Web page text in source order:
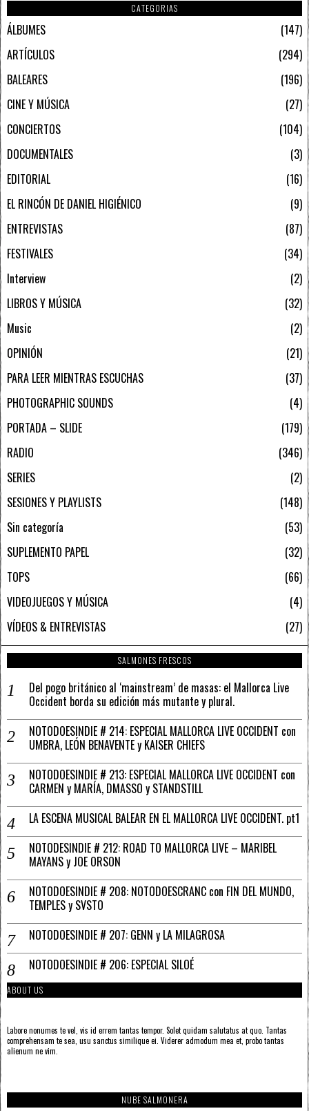
CATEGORIAS
ÁLBUMES
147
ARTÍCULOS
294
BALEARES
196
CINE Y MÚSICA
27
CONCIERTOS
104
DOCUMENTALES
3
EDITORIAL
16
EL RINCÓN DE DANIEL HIGIÉNICO
9
ENTREVISTAS
87
FESTIVALES
34
Interview
2
LIBROS Y MÚSICA
32
Music
2
OPINIÓN
21
PARA LEER MIENTRAS ESCUCHAS
37
PHOTOGRAPHIC SOUNDS
4
PORTADA – SLIDE
179
RADIO
346
SERIES
2
SESIONES Y PLAYLISTS
148
Sin categoría
53
SUPLEMENTO PAPEL
32
TOPS
66
VIDEOJUEGOS Y MÚSICA
4
VÍDEOS & ENTREVISTAS
27
SALMONES FRESCOS
Del pogo británico al ‘mainstream’ de masas: el Mallorca Live
Occident borda su edición más mutante y plural.
NOTODOESINDIE # 214: ESPECIAL MALLORCA LIVE OCCIDENT con
UMBRA, LEÓN BENAVENTE y KAISER CHIEFS
NOTODOESINDIE # 213: ESPECIAL MALLORCA LIVE OCCIDENT con
CARMEN y MARÍA, DMASSO y STANDSTILL
LA ESCENA MUSICAL BALEAR EN EL MALLORCA LIVE OCCIDENT. pt1
NOTODESINDIE # 212: ROAD TO MALLORCA LIVE – MARIBEL
MAYANS y JOE ORSON
NOTODOESINDIE # 208: NOTODOESCRANC con FIN DEL MUNDO,
TEMPLES y SVSTO
NOTODOESINDIE # 207: GENN y LA MILAGROSA
NOTODOESINDIE # 206: ESPECIAL SILOÉ
ABOUT US
Labore nonumes te vel, vis id errem tantas tempor. Solet quidam salutatus at quo. Tantas
comprehensam te sea, usu sanctus similique ei. Viderer admodum mea et, probo tantas
alienum ne vim.
NUBE SALMONERA